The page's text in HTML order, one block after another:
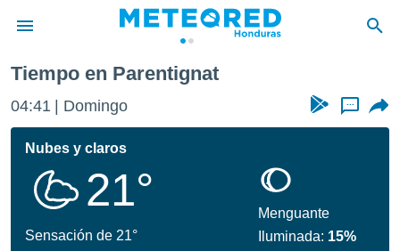
de
ha sido
calidad.
a este
Tiempo en Parentignat
04:41 Domingo ...
Nubes y claros
21°
Sensación de 21°
Menguante
Iluminada: 15%